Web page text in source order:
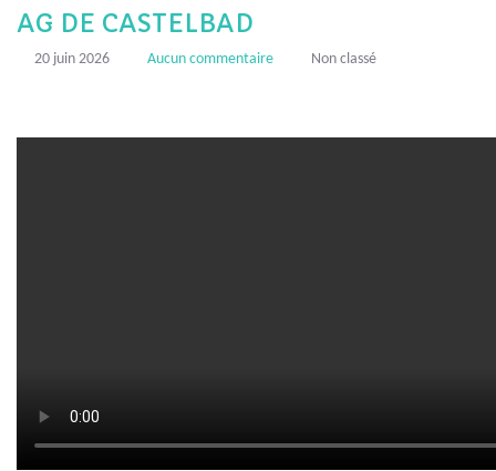
AG DE CASTELBAD
20 juin 2026 Aucun commentaire Non classé